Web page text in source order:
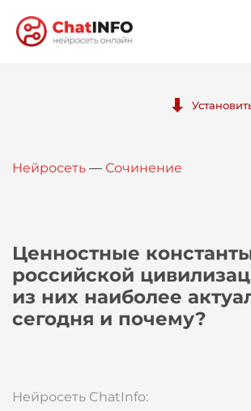
Вход
Нейросеть — Сочинение
Ценностные
российской
из них наиболее
сегодня и почему?
Нейросеть ChatInfo: